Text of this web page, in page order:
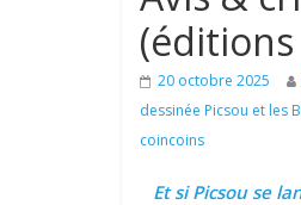
20 octobre 2025
dessinée Picsou et les
coincoins
Et si Picsou se